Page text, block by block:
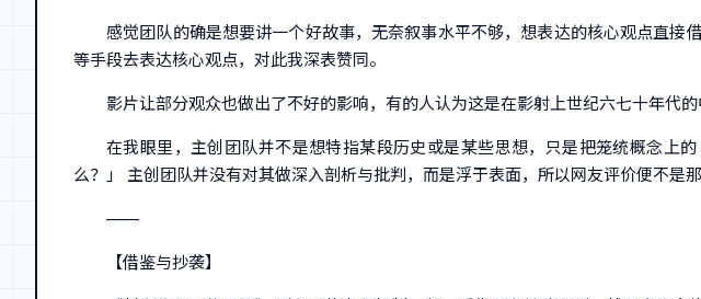
感觉团队的确是想要讲一个好故事，无奈叙事水平不够，想表达的核心观点直
等手段去表达核心观点，对此我深表赞同。
影片让部分观众也做出了不好的影响，有的人认为这是在影射上世纪六七十年代
在我眼里，主创团队并不是想特指某段历史或是某些思想，只是把笼统概念上
么？」 主创团队并没有对其做深入剖析与批判，而是浮于表面，所以网友评价便不是那
——
【借鉴与抄袭】